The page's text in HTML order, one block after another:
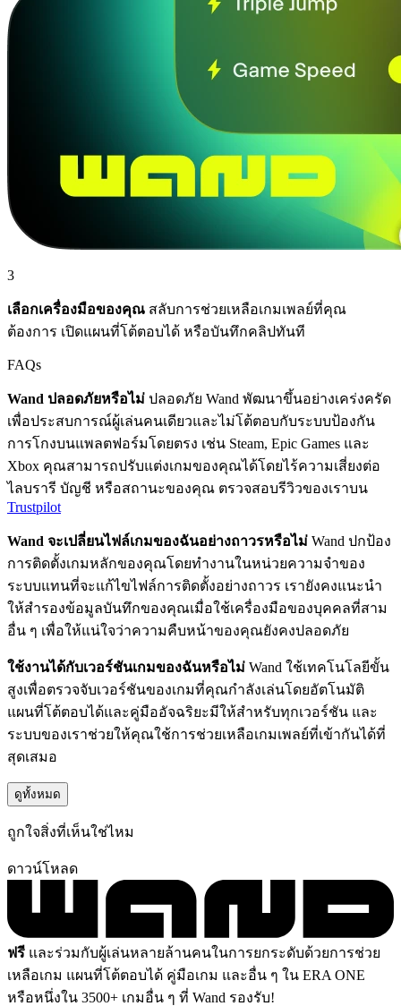
3
เลือกเครื่องมือของคุณ สลับการช่วยเหลือเกมเพลย์ที่คุณ
ต้องการ เปิดแผนที่โต้ตอบได้ หรือบันทึกคลิปทันที
FAQs
Wand ปลอดภัยหรือไม่ ปลอดภัย Wand พัฒนาขึ้นอย่างเคร่งครัด
เพื่อประสบการณ์ผู้เล่นคนเดียวและไม่โต้ตอบกับระบบป้องกัน
การโกงบนแพลตฟอร์มโดยตรง เช่น Steam, Epic Games และ
Xbox คุณสามารถปรับแต่งเกมของคุณได้โดยไร้ความเสี่ยงต่อ
ไลบรารี บัญชี หรือสถานะของคุณ ตรวจสอบรีวิวของเราบน
Trustpilot
Wand จะเปลี่ยนไฟล์เกมของฉันอย่างถาวรหรือไม่ Wand ปกป้อง
การติดตั้งเกมหลักของคุณโดยทำงานในหน่วยความจำของ
ระบบแทนที่จะแก้ไขไฟล์การติดตั้งอย่างถาวร เรายังคงแนะนำ
ให้สำรองข้อมูลบันทึกของคุณเมื่อใช้เครื่องมือของบุคคลที่สาม
อื่น ๆ เพื่อให้แน่ใจว่าความคืบหน้าของคุณยังคงปลอดภัย
ใช้งานได้กับเวอร์ชันเกมของฉันหรือไม่ Wand ใช้เทคโนโลยีขั้น
สูงเพื่อตรวจจับเวอร์ชันของเกมที่คุณกำลังเล่นโดยอัตโนมัติ
แผนที่โต้ตอบได้และคู่มืออัจฉริยะมีให้สำหรับทุกเวอร์ชัน และ
ระบบของเราช่วยให้คุณใช้การช่วยเหลือเกมเพลย์ที่เข้ากันได้ที่
สุดเสมอ
ดูทั้งหมด
ถูกใจสิ่งที่เห็นใช่ไหม
ดาวน์โหลด
ฟรี และร่วมกับผู้เล่นหลายล้านคนในการยกระดับด้วยการช่วย
เหลือเกม แผนที่โต้ตอบได้ คู่มือเกม และอื่น ๆ ใน ERA ONE
หรือหนึ่งใน 3500+ เกมอื่น ๆ ที่ Wand รองรับ!